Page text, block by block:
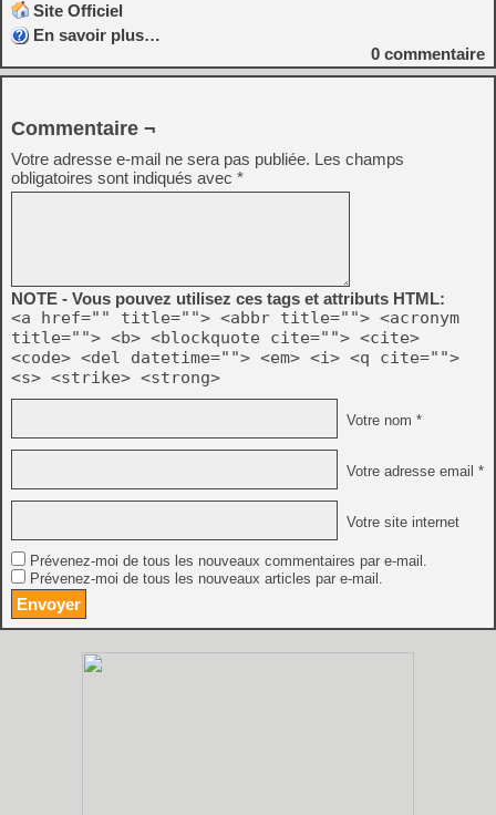
Site Officiel
En savoir plus…
0 commentaire
Commentaire ¬
Votre adresse e-mail ne sera pas publiée. Les champs
obligatoires sont indiqués avec *
NOTE - Vous pouvez utilisez ces tags et attributs HTML:
<a href="" title=""> <abbr title=""> <acronym
title=""> <b> <blockquote cite=""> <cite>
<code> <del datetime=""> <em> <i> <q cite="">
<s> <strike> <strong>
Votre nom *
Votre adresse email *
Votre site internet
Prévenez-moi de tous les nouveaux commentaires par e-mail.
Prévenez-moi de tous les nouveaux articles par e-mail.